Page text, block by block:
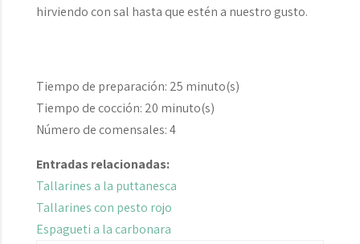
hirviendo con sal hasta que estén a nuestro gusto.
Tiempo de preparación: 25 minuto(s)
Tiempo de cocción: 20 minuto(s)
Número de comensales:4
Entradas relacionadas:
Tallarines a la puttanesca
Tallarines con pesto rojo
Espagueti a la carbonara